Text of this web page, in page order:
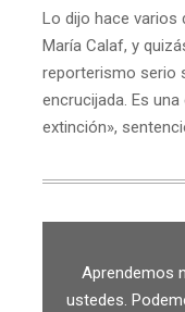
Lo dijo hace varios
María Calaf, y
reporterismo serio
encrucijada. Es
extinción»,
Aprendemos
ustedes.